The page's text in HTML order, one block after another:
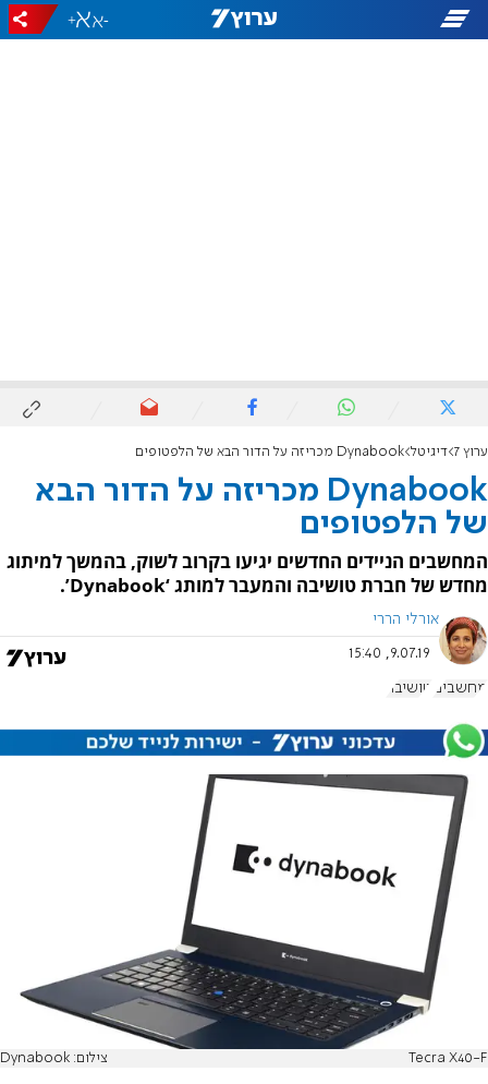
-
+
ערוץ 7 דיגיטל Dynabook מכריזה על הדור הבא של הלפטופים
Dynabook מכריזה על הדור הבא
של הלפטופים
המחשבים הניידים החדשים יגיעו בקרוב לשוק, בהמשך למיתוג
מחדש של חברת טושיבה והמעבר למותג ‘Dynabook’.
אורלי הררי
9.07.19, 15:40
מחשבים טושיבה
Tecra X40-F צילום: Dynabook